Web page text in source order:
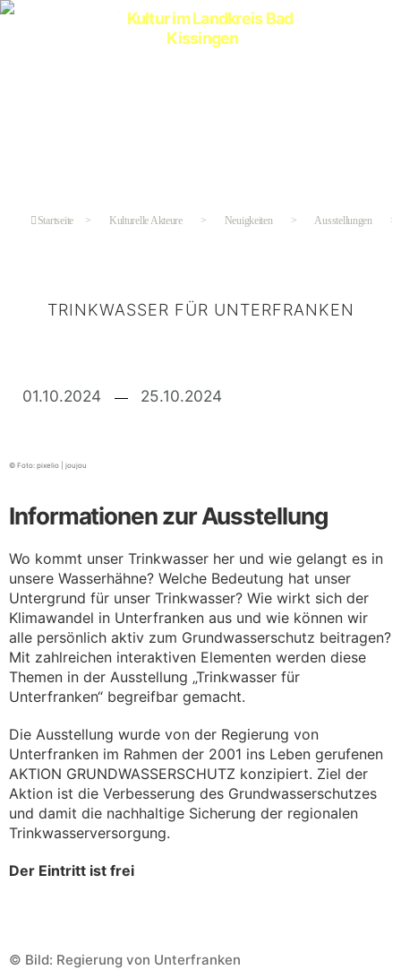
Startseite > Kulturelle Akteure > Neuigkeiten > Ausstellungen >
TRINKWASSER FÜR UNTERFRANKEN
01.10.2024 25.10.2024
© Foto: pixelio | joujou
Informationen zur Ausstellung
Wo kommt unser Trinkwasser her und wie gelangt es in
unsere Wasserhähne? Welche Bedeutung hat unser
Untergrund für unser Trinkwasser? Wie wirkt sich der
Klimawandel in Unterfranken aus und wie können wir
alle persönlich aktiv zum Grundwasserschutz beitragen?
Mit zahlreichen interaktiven Elementen werden diese
Themen in der Ausstellung „Trinkwasser für
Unterfranken“ begreifbar gemacht.
Die Ausstellung wurde von der Regierung von
Unterfranken im Rahmen der 2001 ins Leben gerufenen
AKTION GRUNDWASSERSCHUTZ konzipiert. Ziel der
Aktion ist die Verbesserung des Grundwasserschutzes
und damit die nachhaltige Sicherung der regionalen
Trinkwasserversorgung.
Der Eintritt ist frei
© Bild: Regierung von Unterfranken